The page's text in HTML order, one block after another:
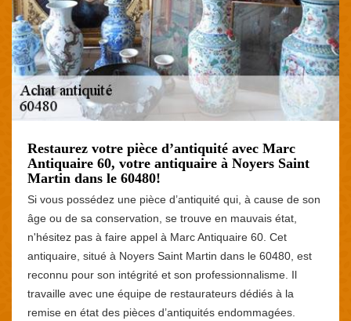
Restaurez votre pièce d’antiquité avec Marc
Antiquaire 60, votre antiquaire à Noyers Saint
Martin dans le 60480!
Si vous possédez une pièce d’antiquité qui, à cause de son
âge ou de sa conservation, se trouve en mauvais état,
n'hésitez pas à faire appel à Marc Antiquaire 60. Cet
antiquaire, situé à Noyers Saint Martin dans le 60480, est
reconnu pour son intégrité et son professionnalisme. Il
travaille avec une équipe de restaurateurs dédiés à la
remise en état des pièces d’antiquités endommagées.